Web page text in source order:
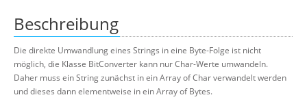
Beschreibung
Die direkte Umwandlung eines Strings in eine Byte-Folge ist nicht
möglich, die Klasse BitConverter kann nur Char-Werte umwandeln.
Daher muss ein String zunächst in ein Array of Char verwandelt werden
und dieses dann elementweise in ein Array of Bytes.